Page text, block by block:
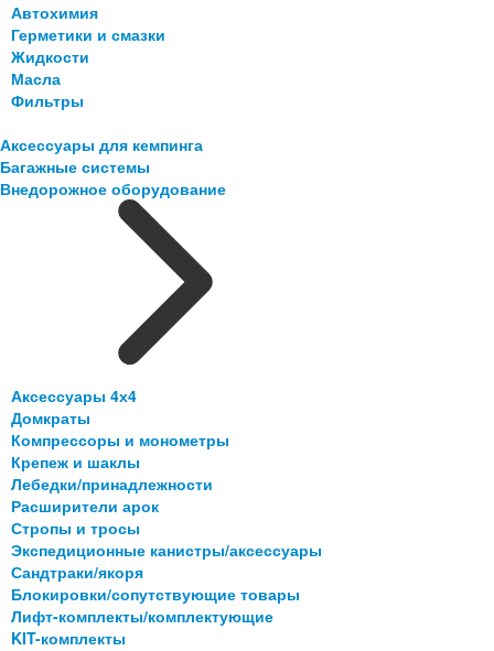
Автохимия
Герметики и смазки
Жидкости
Масла
Фильтры
Аксессуары для кемпинга
Багажные системы
Внедорожное оборудование
Аксессуары 4х4
Домкраты
Компрессоры и монометры
Крепеж и шаклы
Лебедки/принадлежности
Расширители арок
Стропы и тросы
Экспедиционные канистры/аксессуары
Сандтраки/якоря
Блокировки/сопутствующие товары
Лифт-комплекты/комплектующие
KIT-комплекты